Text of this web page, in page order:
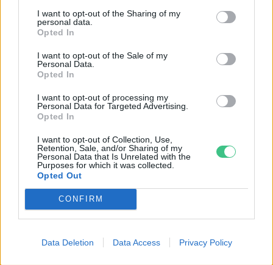
I want to opt-out of the Sharing of my
personal data.
Opted In
I want to opt-out of the Sale of my
Personal Data.
Opted In
I want to opt-out of processing my
Personal Data for Targeted Advertising.
Opted In
I want to opt-out of Collection, Use,
Retention, Sale, and/or Sharing of my
Personal Data that Is Unrelated with the
Purposes for which it was collected.
Opted Out
CONFIRM
Data Deletion Data Access Privacy Policy
EGÉSZSÉGÜNK
Csillaghullás, napfogyatkozás:
augusztusban érdemes lesz az égre
ÉLŐ BOLYGÓNK